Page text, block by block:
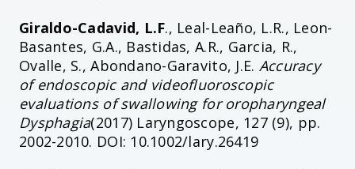
Giraldo-Cadavid, L.F., Leal-Leaño, L.R., Leon-
Basantes, G.A., Bastidas, A.R., Garcia, R.,
Ovalle, S., Abondano-Garavito, J.E. Accuracy
of endoscopic and videofluoroscopic
evaluations of swallowing for oropharyngeal
Dysphagia(2017) Laryngoscope, 127 (9), pp.
2002-2010. DOI: 10.1002/lary.26419